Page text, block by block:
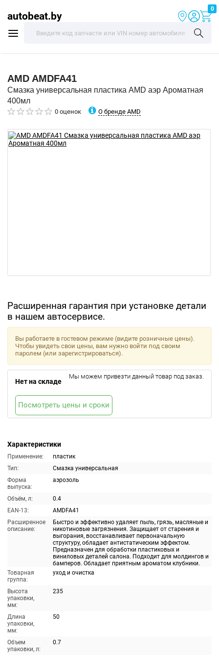
autobeat.by
0
AMD AMDFA41
Смазка универсальная пластика AMD аэр Ароматная
400мл
0 оценок О бренде AMD
Расширенная гарантия при установке детали
в нашем автосервисе.
Характеристики
Применение:
пластик
Тип:
Смазка универсальная
Форма
выпуска:
аэрозоль
Объём, л:
0.4
EAN-13:
AMDFA41
Расширенное
описание:
Быстро и эффективно удаляет пыль, грязь, масляные и
никотиновые загрязнения. Защищает от старения и
выгорания, восстанавливает первоначальную
структуру, обладает антистатическим эффектом.
Предназначен для обработки пластиковых и
виниловых деталей салона. Подходит для молдингов и
бамперов. Обладает приятным ароматом клубники.
Товарная
группа:
уход и очистка
Высота
упаковки,
мм:
235
Длина
упаковки,
мм:
50
Объем
упаковки, л:
0.7
Вы работаете в гостевом режиме (видите розничные цены).
Чтобы увидеть свои цены, вам нужно войти под своим
паролем (или зарегистрироваться).
Нет на складе
Мы можем привезти данный товар под заказ.
Посмотреть цены и сроки